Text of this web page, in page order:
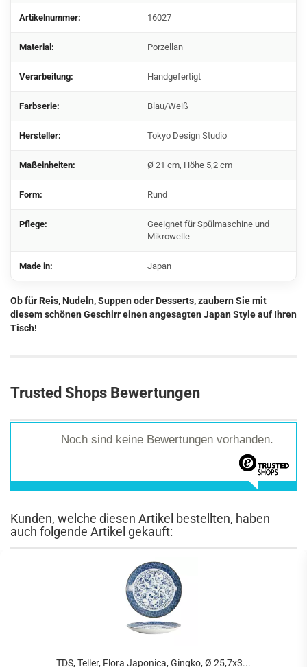
Artikelnummer: 16027
Material: Porzellan
Verarbeitung: Handgefertigt
Farbserie: Blau/Weiß
Hersteller: Tokyo Design Studio
Maßeinheiten: Ø 21 cm, Höhe 5,2 cm
Form: Rund
Pflege:
Geeignet für Spülmaschine und
Mikrowelle
Made in: Japan
Ob für Reis, Nudeln, Suppen oder Desserts, zaubern Sie mit
diesem schönen Geschirr einen angesagten Japan Style auf Ihren
Tisch!
Trusted Shops Bewertungen
Noch sind keine Bewertungen vorhanden.
Kunden, welche diesen Artikel bestellten, haben
auch folgende Artikel gekauft:
TDS, Teller, Flora Japonica, Gingko, Ø 25,7x3...